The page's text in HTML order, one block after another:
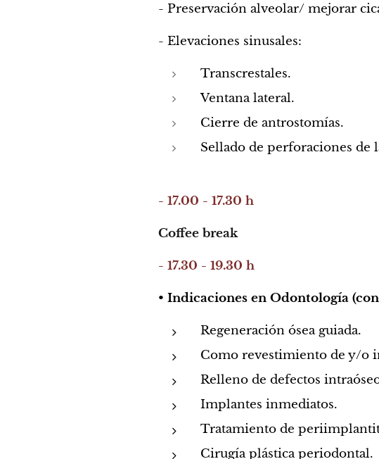
- Preservación alveolar/ mejorar
- Elevaciones sinusales:
Transcrestales.
Ventana lateral.
Cierre de antrostomías.
Sellado de perforaciones de
- 17.00 - 17.30 h
Coffee break
- 17.30 - 19.30 h
• Indicaciones en Odontología
Regeneración ósea guiada.
Como revestimiento de y/o
Relleno de defectos
Implantes inmediatos.
Tratamiento de
Cirugía plástica periodontal.